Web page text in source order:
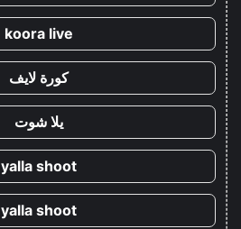
koora live
كورة لايف
يلا شوت
yalla shoot
yalla shoot